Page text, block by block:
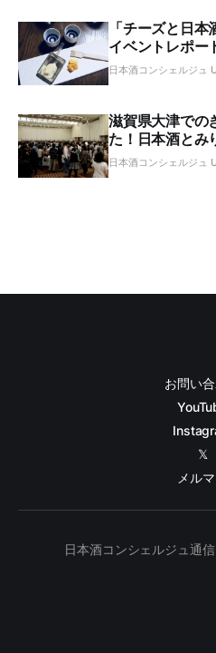
「チーズと日
イベントレポー
日本酒コンシェルジュ
滋賀県大津での
た！日本酒とみ
日本酒コンシェルジュ
お問い
𝕏
メル
日本酒コンシェルジュ通